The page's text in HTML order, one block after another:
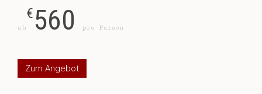
ab
€560 pro Person
Zum Angebot